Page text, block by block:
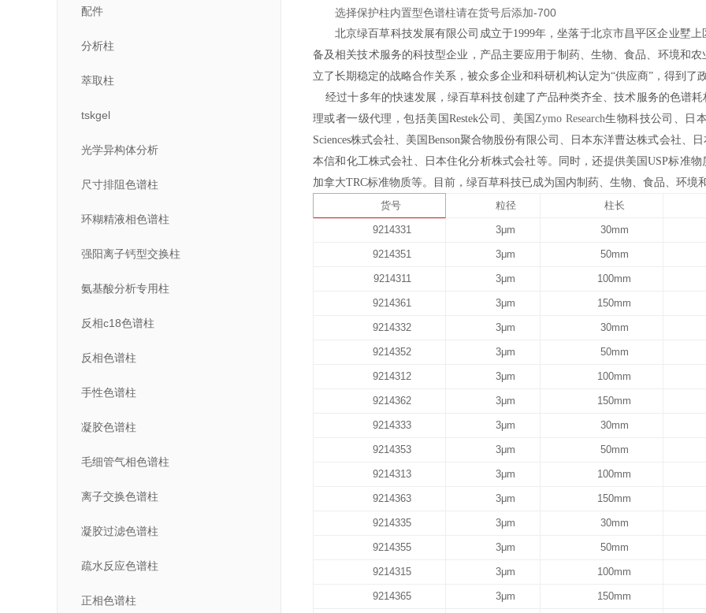
配件
分析柱
萃取柱
tskgel
光学异构体分析
尺寸排阻色谱柱
环糊精液相色谱柱
强阳离子钙型交换柱
氨基酸分析专用柱
反相c18色谱柱
反相色谱柱
手性色谱柱
凝胶色谱柱
毛细管气相色谱柱
离子交换色谱柱
凝胶过滤色谱柱
疏水反应色谱柱
正相色谱柱
选择保护柱内置型色谱柱请在货号后添加-700
北京绿百草科技发展有限公司成立于1999年，坐落于北京市昌平区企业墅
备及相关技术服务的科技型企业，产品主要应用于制药、生物、食品、环境和
立了长期稳定的战略合作关系，被众多企业和科研机构认定为“供应商”，得到了
经过十多年的快速发展，绿百草科技创建了产品种类齐全、技术服务的色谱
理或者一级代理，包括美国 Restek公司、美国Zymo Research生物科技公司、
日
Sciences株式会社、美国Benson聚合物股份有限公司、日本东洋曹达株式会社、
本信和化工株式会社、日本住化分析株式会社等。同时，还提供美国USP标准
加拿大TRC标准物质等。目前，绿百草科技已成为国内制药、生物、食品、环境
货号
粒径 柱长
9214331 3μm 30mm
9214351 3μm 50mm
9214311 3μm 100mm
9214361 3μm 150mm
9214332 3μm 30mm
9214352 3μm 50mm
9214312 3μm 100mm
9214362 3μm 150mm
9214333 3μm 30mm
9214353 3μm 50mm
9214313 3μm 100mm
9214363 3μm 150mm
9214335 3μm 30mm
9214355 3μm 50mm
9214315 3μm 100mm
9214365 3μm 150mm